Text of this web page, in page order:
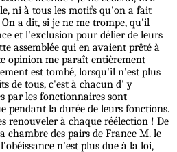
ni à tous les motifs qu'on a fait
a dit, si je ne me trompe, qu'il
et l'exclusion pour délier de leurs
assemblée qui en avaient prêté à
opinion me paraît entièrement
est tombé, lorsqu'il n'est plus
de tous, c'est à chacun d' y
par les fonctionnaires sont
pendant la durée de leurs fonctions.
renouveler à chaque réélection ! De
chambre des pairs de France M. le
n'est plus due à la loi,